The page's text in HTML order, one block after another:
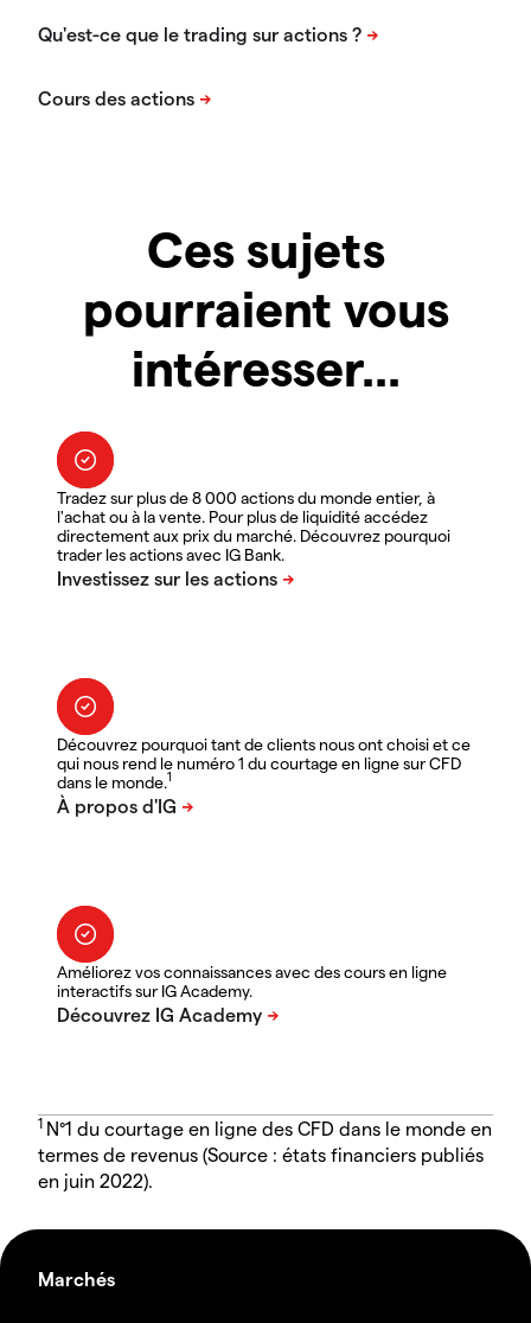
Ces sujets
pourraient vous
intéresser...
Tradez sur plus de 8 000 actions du monde entier, à
l'achat ou à la vente. Pour plus de liquidité accédez
directement aux prix du marché. Découvrez pourquoi
trader les actions avec IG Bank.
Découvrez pourquoi tant de clients nous ont choisi et ce
qui nous rend le numéro 1 du courtage en ligne sur CFD
dans le monde.1
Améliorez vos connaissances avec des cours en ligne
interactifs sur IG Academy.
1 N°1 du courtage en ligne des CFD dans le monde en
termes de revenus (Source : états financiers publiés
en juin 2022).
Marchés